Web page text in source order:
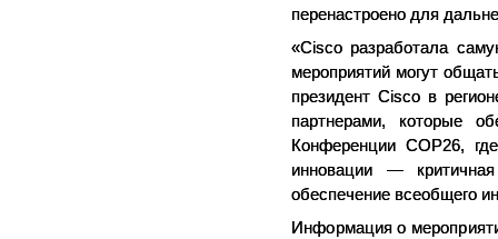
перенастроено для
«Cisco разработала
мероприятий могут
президент Cisco в
партнерами, которые
Конференции COP26,
инновации —
обеспечение всеобщего
Информация о